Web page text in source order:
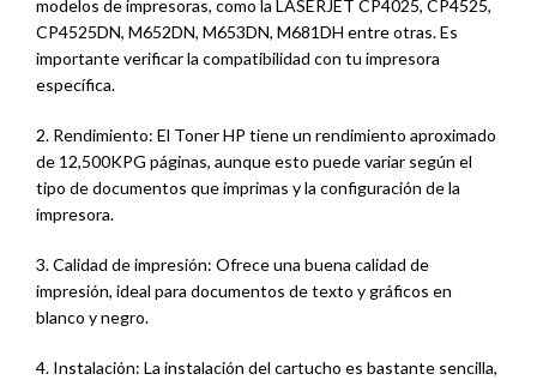
modelos de impresoras, como la LASERJET CP4025, CP4525,
CP4525DN, M652DN, M653DN, M681DH entre otras. Es
importante verificar la compatibilidad con tu impresora
específica.
2. Rendimiento: El Toner HP tiene un rendimiento aproximado
de 12,500KPG páginas, aunque esto puede variar según el
tipo de documentos que imprimas y la configuración de la
impresora.
3. Calidad de impresión: Ofrece una buena calidad de
impresión, ideal para documentos de texto y gráficos en
blanco y negro.
4. Instalación: La instalación del cartucho es bastante sencilla,